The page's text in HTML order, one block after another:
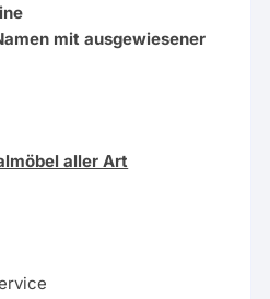
mit ausgewiesener
aller Art